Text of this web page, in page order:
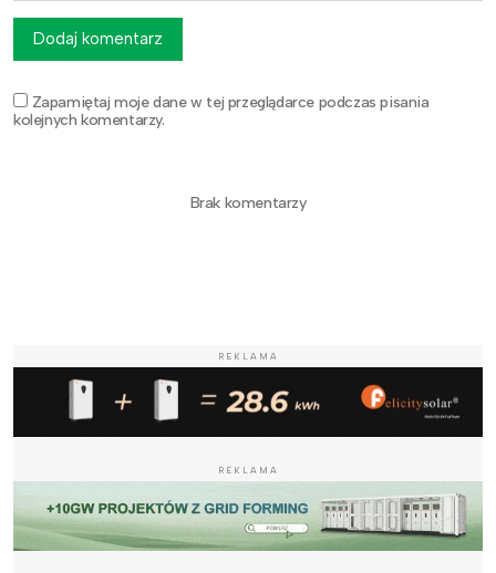
Zapamiętaj moje dane w tej przeglądarce podczas pisania
kolejnych komentarzy.
Dodaj komentarz
Brak komentarzy
REKLAMA
REKLAMA